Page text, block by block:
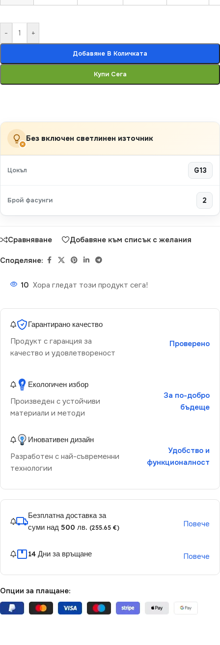
- +
Добавяне В Количката
Купи Сега
×
Без включен светлинен източник
Цокъл G13
Брой фасунги 2
Сравняване Добавяне към списък с желания
Споделяне:
10 Хора гледат този продукт сега!
Гарантирано качество
Продукт с гаранция за
качество и удовлетвореност
Проверено
Екологичен избор
Произведен с устойчиви
материали и методи
За по-добро
бъдеще
Иновативен дизайн
Разработен с най-съвременни
технологии
Удобство и
функционалност
Безплатна доставка за
суми над 500 лв. (255.65 €) Повече
14 Дни за връщане Повече
Опции за плащане: